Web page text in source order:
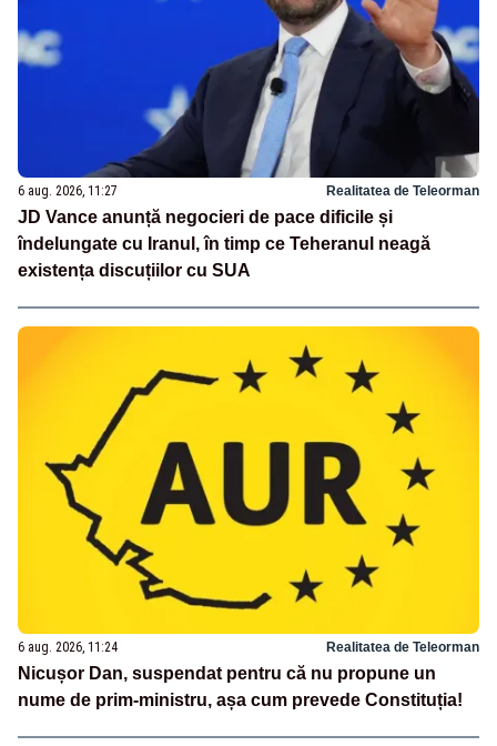
6 aug. 2026, 11:27 Realitatea de Teleorman
JD Vance anunță negocieri de pace dificile și
îndelungate cu Iranul, în timp ce Teheranul neagă
existența discuțiilor cu SUA
6 aug. 2026, 11:24 Realitatea de Teleorman
Nicușor Dan, suspendat pentru că nu propune un
nume de prim-ministru, așa cum prevede Constituția!